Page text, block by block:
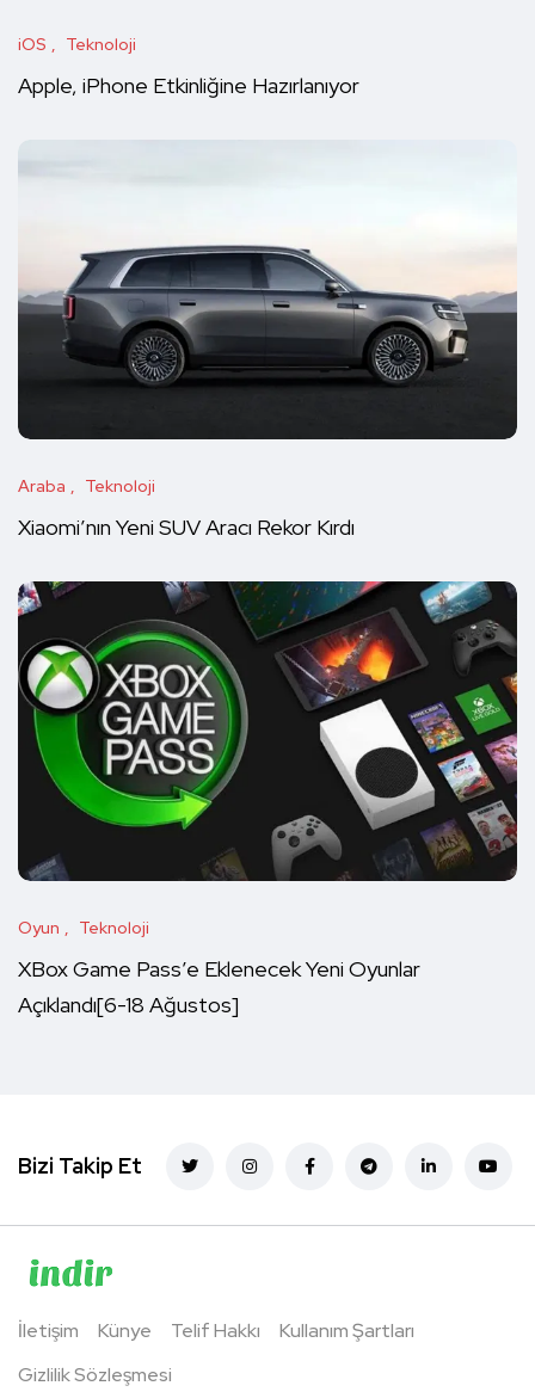
iOS Teknoloji
Apple, iPhone Etkinliğine Hazırlanıyor
Araba Teknoloji
Xiaomi’nın Yeni SUV Aracı Rekor Kırdı
Oyun Teknoloji
XBox Game Pass’e Eklenecek Yeni Oyunlar
Açıklandı[6-18 Ağustos]
Bizi Takip Et
İletişim Künye Telif Hakkı
Kullanım Şartları
Gizlilik Sözleşmesi